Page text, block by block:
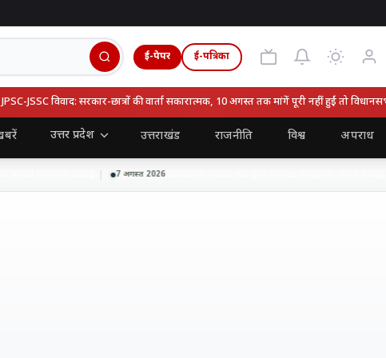
ई-पेपर ई-पत्रिका
JSSC विवाद: सरकार-छात्रों की वार्ता सकारात्मक, 10 अगस्त तक मांगें पूरी नहीं हुईं तो विधानसभा
उत्तर प्रदेश उत्तराखंड राजनीति विश्व अपराध
भावभीनी विदाई 7 अगस्त 2026पाकिस्तान, सऊदी और तुर्की का रक्षा समझौता, भारत ने कहा-